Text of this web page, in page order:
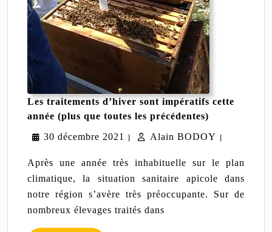
Les traitements d’hiver sont impératifs cette
année (plus que toutes les précédentes)
d’hiver
impératifs
cette
année
(plus
30 décembre 2021
30
| Alain BODOY Alain
|
Après une année très inhabituelle sur le plan
climatique, la situation sanitaire apicole dans
notre région s’avère très préoccupante. Sur de
nombreux élevages traités dans